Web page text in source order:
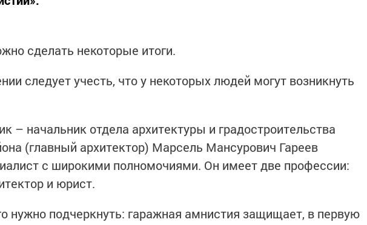
сделать некоторые итоги.
следует учесть, что у некоторых людей могут возникнуть
– начальник отдела архитектуры и градостроительства
(главный архитектор) Марсель Мансурович Гареев
с широкими полномочиями. Он имеет две профессии:
и юрист.
нужно подчеркнуть: гаражная амнистия защищает, в первую